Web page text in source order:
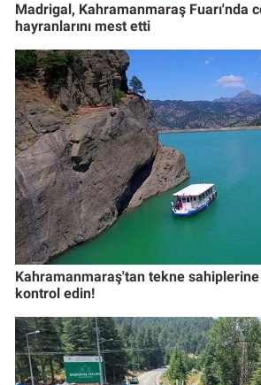
Madrigal, Kahramanmaraş Fuarı'nda
hayranlarını mest etti
Kahramanmaraş'tan tekne
kontrol edin!